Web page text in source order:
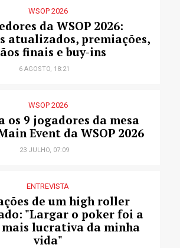
WSOP 2026
da WSOP 2026:
atualizados, premiações,
finais e buy-ins
6 AGOSTO, 18:21
WSOP 2026
os 9 jogadores da mesa
Event da WSOP 2026
23 JULHO, 07:09
ENTREVISTA
de um high roller
"Largar o poker foi a
mais lucrativa da minha
vida"